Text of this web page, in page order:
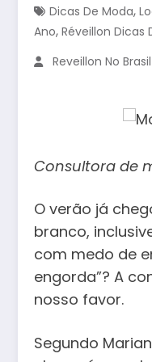
Dicas De Moda,
Ano, Réveillon Dicas
Reveillon No Brasil
Consultora de
O verão já
branco,
com medo de
engorda”? A
nosso favor.
Segundo